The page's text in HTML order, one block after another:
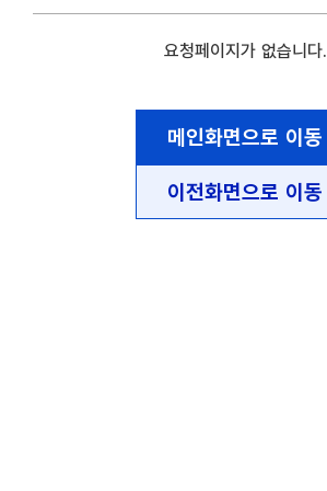
요청페이지가 없습니다.
메인화면으로 이동
이전화면으로 이동